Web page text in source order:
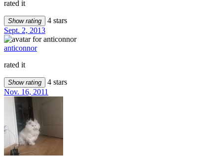
rated it
Show rating
4 stars
Sept. 2, 2013
anticonnor
rated it
Show rating
4 stars
Nov. 16, 2011